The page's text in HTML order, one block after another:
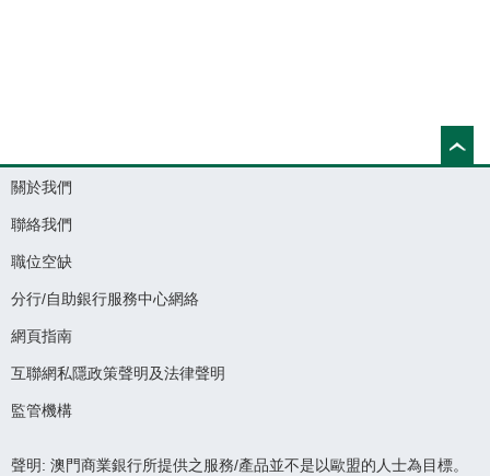
關於我們
聯絡我們
職位空缺
分行/自助銀行服務中心網絡
網頁指南
互聯網私隱政策聲明及法律聲明
監管機構
聲明: 澳門商業銀行所提供之服務/產品並不是以歐盟的人士為目標。